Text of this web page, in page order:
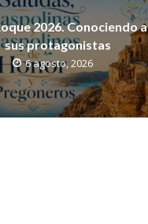
2026. Conociendo a
sus protagonistas
6 agosto, 2026